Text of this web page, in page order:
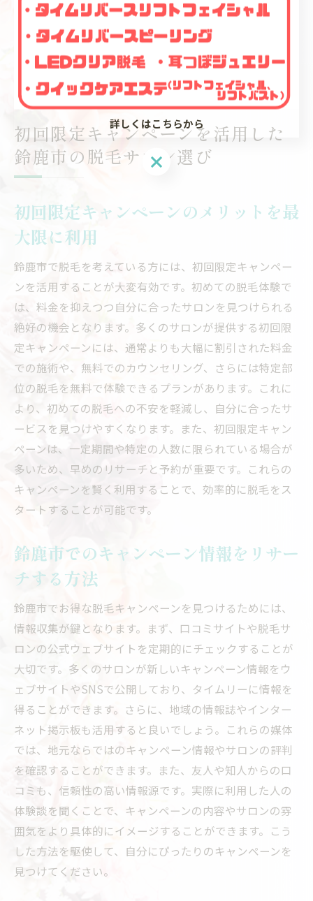
いるサロンを選ぶと、安心して施術を受けることができ
ます。初心者だからこそ、じっくりと自分に合ったサロ
ンを見つけ、脱毛ライフをスタートさせてください。
初回限定キャンペーンを活用した
鈴鹿市の脱毛サロン選び
初回限定キャンペーンのメリットを最
大限に利用
鈴鹿市で脱毛を考えている方には、初回限定キャンペー
ンを活用することが大変有効です。初めての脱毛体験で
は、料金を抑えつつ自分に合ったサロンを見つけられる
絶好の機会となります。多くのサロンが提供する初回限
定キャンペーンには、通常よりも大幅に割引された料金
での施術や、無料でのカウンセリング、さらには特定部
位の脱毛を無料で体験できるプランがあります。これに
より、初めての脱毛への不安を軽減し、自分に合ったサ
ービスを見つけやすくなります。また、初回限定キャン
ペーンは、一定期間や特定の人数に限られている場合が
多いため、早めのリサーチと予約が重要です。これらの
キャンペーンを賢く利用することで、効率的に脱毛をス
タートすることが可能です。
鈴鹿市でのキャンペーン情報をリサー
チする方法
鈴鹿市でお得な脱毛キャンペーンを見つけるためには、
情報収集が鍵となります。まず、口コミサイトや脱毛サ
ロンの公式ウェブサイトを定期的にチェックすることが
大切です。多くのサロンが新しいキャンペーン情報をウ
ェブサイトやSNSで公開しており、タイムリーに情報を
得ることができます。さらに、地域の情報誌やインター
ネット掲示板も活用すると良いでしょう。これらの媒体
では、地元ならではのキャンペーン情報やサロンの評判
を確認することができます。また、友人や知人からの口
コミも、信頼性の高い情報源です。実際に利用した人の
体験談を聞くことで、キャンペーンの内容やサロンの雰
囲気をより具体的にイメージすることができます。こう
した方法を駆使して、自分にぴったりのキャンペーンを
見つけてください。
詳しくはこちらから